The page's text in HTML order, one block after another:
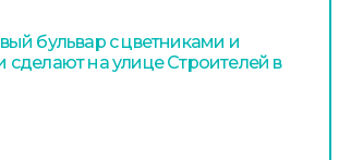
бульвар с цветниками и
на улице Строителей в